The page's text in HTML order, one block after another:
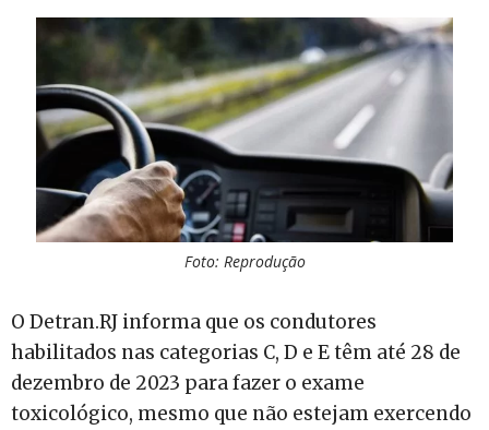
Foto: Reprodução
O Detran.RJ informa que os condutores
habilitados nas categorias C, D e E têm até 28 de
dezembro de 2023 para fazer o exame
toxicológico, mesmo que não estejam exercendo